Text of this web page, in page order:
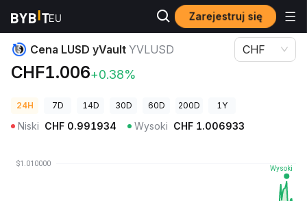
Zarejestruj się
Ceny kryptowalut Cena LUSD yVault YVLUSD
Cena LUSD yVault YVLUSD
CHF1.006+0.38%
CHF
24H 7D 14D 30D 60D 200D 1Y
Niski CHF 0.991934 Wysoki CHF 1.006933